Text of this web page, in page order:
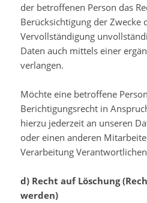
der betroffenen Person das
Berücksichtigung der Zwecke
Vervollständigung
Daten auch mittels einer
verlangen.
Möchte eine betroffene
Berichtigungsrecht in
hierzu jederzeit an unseren
oder einen anderen
Verarbeitung
d) Recht auf Löschung
werden)